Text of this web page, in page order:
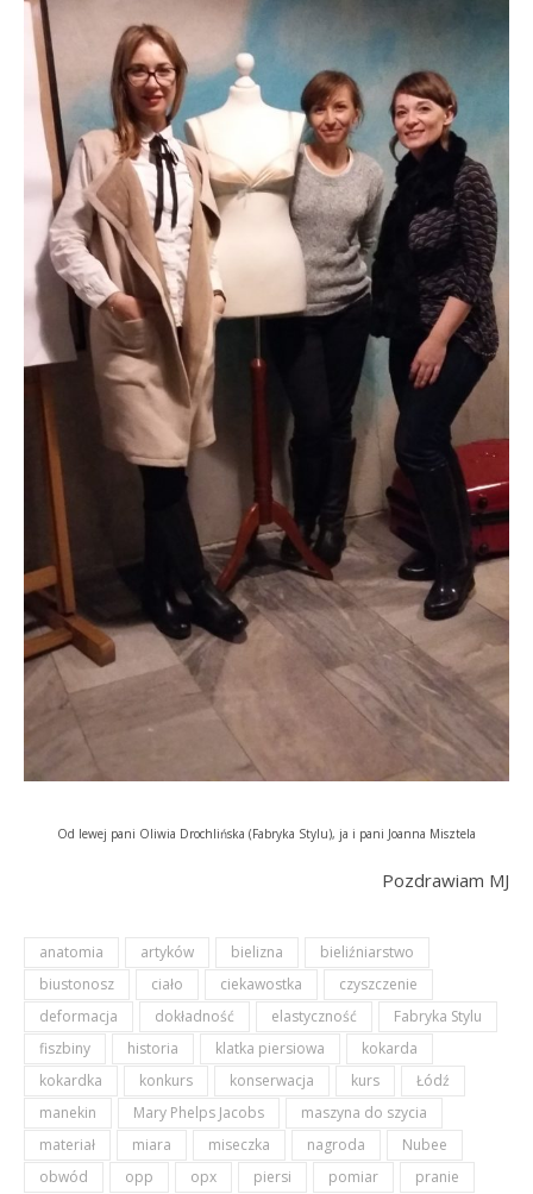
Od lewej pani Oliwia Drochlińska (Fabryka Stylu), ja i pani Joanna Misztela
Pozdrawiam MJ
anatomia artyków bielizna
bieliźniarstwo
biustonosz
ciało ciekawostka
czyszczenie
deformacja
dokładność elastyczność
Fabryka Stylu
fiszbiny
historia klatka piersiowa
kokarda
kokardka
konkurs konserwacja kurs
Łódź
manekin
Mary Phelps Jacobs
maszyna do szycia
materiał
miara miseczka nagroda
Nubee
obwód
opp opx piersi pomiar
pranie